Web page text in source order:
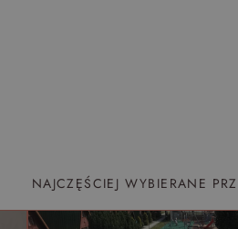
NAJCZĘŚCIEJ WYBIERANE